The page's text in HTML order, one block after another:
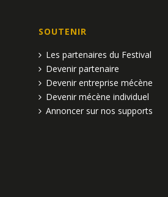
SOUTENIR
Les partenaires du Festival
Devenir partenaire
Devenir entreprise mécène
Devenir mécène individuel
Annoncer sur nos supports